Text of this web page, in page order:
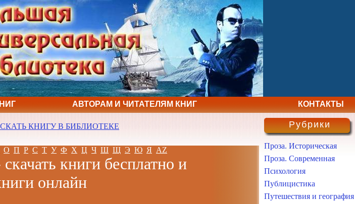
АВТОРАМ И ЧИТАТЕЛЯМ КНИГ КОНТАКТЫ
КНИГУ В БИБЛИОТЕКЕ
О П Р С Т У Ф Х Ц Ч Ш Щ Э Ю Я AZ
книги бесплатно и
онлайн
Рубрики
Проза. Историческая
Проза. Современная
Психология
Публицистика
Путешествия и география